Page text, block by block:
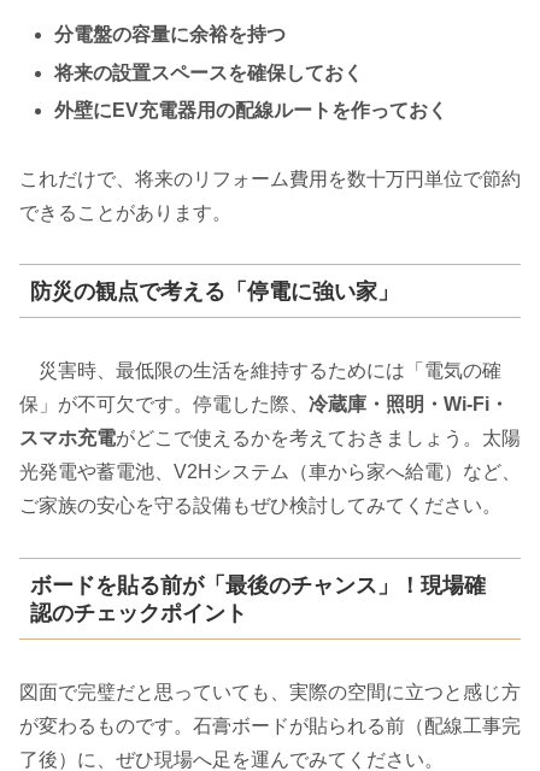
分電盤の容量に余裕を持つ
将来の設置スペースを確保しておく
外壁にEV充電器用の配線ルートを作っておく
これだけで、将来のリフォーム費用を数十万円単位で節約
できることがあります。
防災の観点で考える「停電に強い家」
災害時、最低限の生活を維持するためには「電気の確
保」が不可欠です。停電した際、 冷蔵庫・照明・Wi-Fi・
スマホ充電がどこで使えるかを考えておきましょう。太陽
光発電や蓄電池、V2Hシステム（車から家へ給電）など、
ご家族の安心を守る設備もぜひ検討してみてください。
ボードを貼る前が「最後のチャンス」！現場確
認のチェックポイント
図面で完璧だと思っていても、実際の空間に立つと感じ方
が変わるものです。石膏ボードが貼られる前（配線工事完
了後）に、ぜひ現場へ足を運んでみてください。